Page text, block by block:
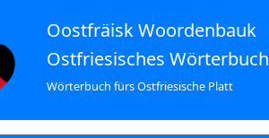
Oostfräisk Woordenbauk
Ostfriesisches Wörterbuch
Wörterbuch fürs Ostfriesische Platt